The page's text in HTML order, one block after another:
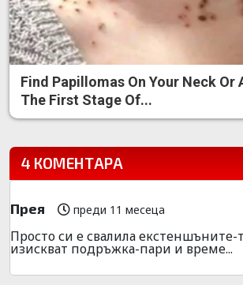
Find Papillomas On Your Neck Or
The First Stage Of...
4 КОМЕНТАРА
Прея преди 11 месеца
Просто си е свалила екстеншъните-
изискват подръжка-пари и време...